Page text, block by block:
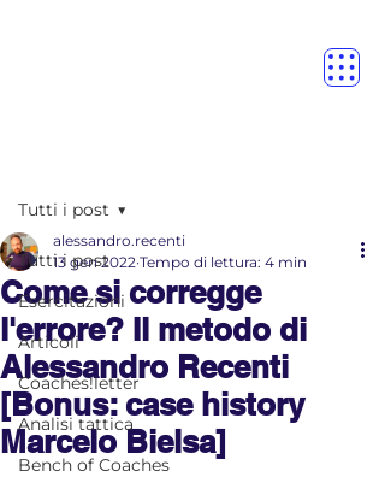
Tutti i post
Esercitazioni
Articoli
Coaches!letter
Analisi tattica
Bench of Coaches
Tutti i post
Come si corregge
l'errore? Il metodo di
Alessandro Recenti
[Bonus: case history
Marcelo Bielsa]
alessandro.recenti
13 gen 2022 Tempo di lettura: 4 min